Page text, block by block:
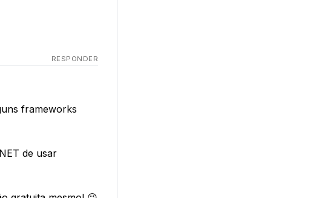
RESPONDER
frameworks
de usar